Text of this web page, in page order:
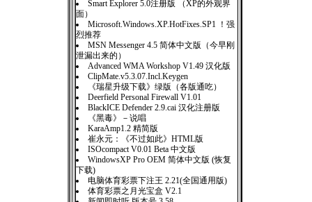
Smart Explorer 5.0注册版 （XP的外观界
面）
Microsoft.Windows.XP.HotFixes.SP1 ！强
烈推荐
MSN Messenger 4.5 简体中文版（今早刚
泄漏出来的）
Advanced WMA Workshop V1.49 汉化版
ClipMate.v5.3.07.Incl.Keygen
《瑞星升级下载》绿版（各版通吃）
Deerfield Personal Firewall V1.01
BlackICE Defender 2.9.cai 汉化注册版
《黑毒》－说唱
KaraAmp1.2 精简版
崔永元：《不过如此》HTML版
ISOcompact V0.01 Beta 中文版
WindowsXP Pro OEM 简体中文版 (恢复
下载)
电脑体育彩票下注王 2.21(全国通用版)
体育彩票之月光宝盒 V2.1